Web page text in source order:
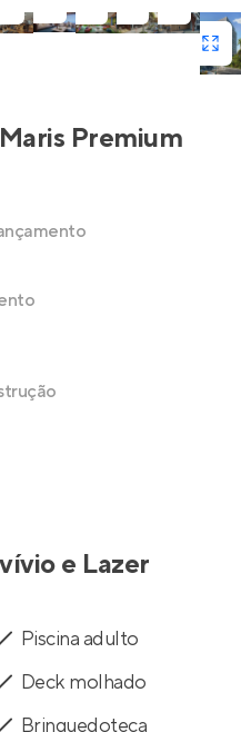
Premium
e Lazer
Piscina adulto
Deck molhado
Brinquedoteca